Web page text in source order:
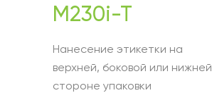
M230i-T
Нанесение этикетки на
верхней, боковой или нижней
стороне упаковки